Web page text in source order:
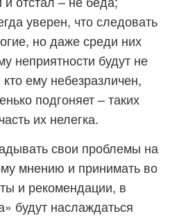
уверен, что следовать
но даже среди них
неприятности будут не
ему небезразличен,
подгоняет – таких
их нелегка.
свои проблемы на
мнению и принимать во
и рекомендации, в
будут наслаждаться